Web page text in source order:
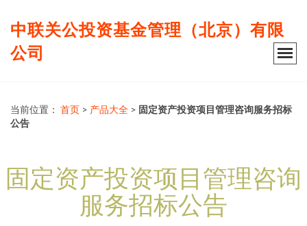
中联关公投资基金管理（北京）有限
公司
当前位置： 首页 > 产品大全 > 固定资产投资项目管理咨询服务招标
公告
固定资产投资项目管理咨询
服务招标公告